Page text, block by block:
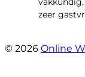
zeer
© 2026 Online